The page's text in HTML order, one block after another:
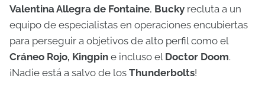
Valentina Allegra de Fontaine, Bucky recluta a un
equipo de especialistas en operaciones encubiertas
para perseguir a objetivos de alto perfil como el
Cráneo Rojo, Kingpin e incluso el Doctor Doom.
¡Nadie está a salvo de los Thunderbolts!